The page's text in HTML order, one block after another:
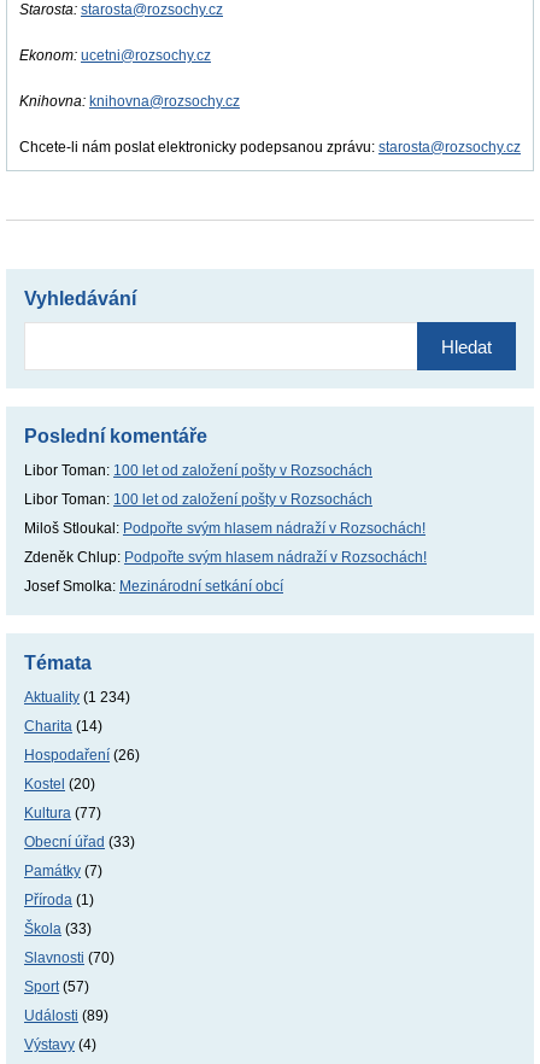
Starosta: starosta@rozsochy.cz
Ekonom: ucetni@rozsochy.cz
Knihovna: knihovna@rozsochy.cz
Chcete-li nám poslat elektronicky podepsanou zprávu: starosta@rozsochy.cz
Vyhledávání
Poslední komentáře
Libor Toman: 100 let od založení pošty v Rozsochách
Libor Toman: 100 let od založení pošty v Rozsochách
Miloš Stloukal : Podpořte svým hlasem nádraží v Rozsochách!
Zdeněk Chlup: Podpořte svým hlasem nádraží v Rozsochách!
Josef Smolka: Mezinárodní setkání obcí
Témata
Aktuality (1 234)
Charita (14)
Hospodaření (26)
Kostel (20)
Kultura (77)
Obecní úřad (33)
Památky (7)
Příroda (1)
Škola (33)
Slavnosti (70)
Sport(57)
Události (89)
Výstavy (4)